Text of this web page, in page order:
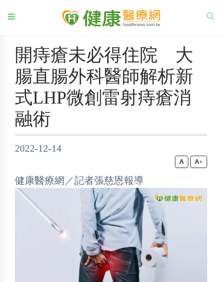
開痔瘡未必得住院 大
腸直腸外科醫師解析新
式LHP微創雷射痔瘡消
融術
2022-12-14
+
健康醫療網／記者張慈恩報導